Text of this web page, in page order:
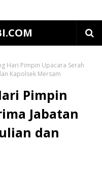
Hari Pimpin Upacara Serah
Kapolsek Mersam
Pimpin
Jabatan
dan